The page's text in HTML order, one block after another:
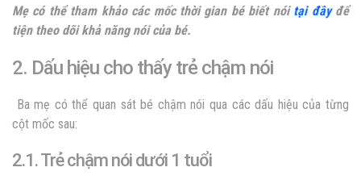
Mẹ có thể tham khảo các mốc thời gian bé biết nóitại đâyđể
tiện theo dõi khả năng nói của bé.
2. Dấu hiệu cho thấy trẻ chậm nói
Ba mẹ có thể quan sát bé chậm nói qua các dấu hiệu của từng
cột mốc sau:
2.1. Trẻ chậm nói dưới 1 tuổi